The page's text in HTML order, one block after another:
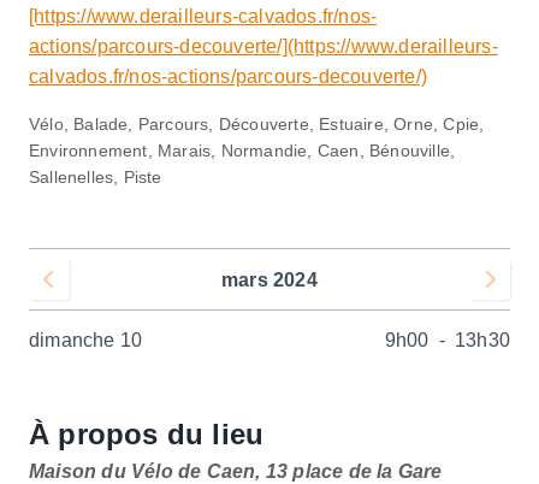
[https://www.derailleurs-calvados.fr/nos-
actions/parcours-decouverte/](https://www.derailleurs-
calvados.fr/nos-actions/parcours-decouverte/)
Vélo, Balade, Parcours, Découverte, Estuaire, Orne, Cpie,
Environnement, Marais, Normandie, Caen, Bénouville,
Sallenelles, Piste
Voir le mois précédent mars 2024 Voir le
dimanche 10 9h00 - 13h30
À propos du lieu
Maison du Vélo de Caen, 13 place de la Gare